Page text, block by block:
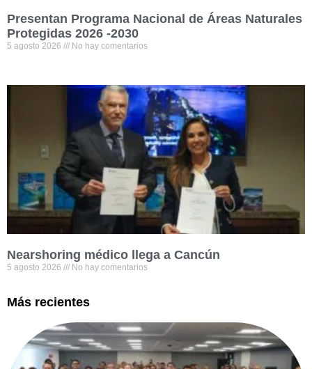
Presentan Programa Nacional de Áreas Naturales
Protegidas 2026 -2030
5 agosto 2026 No hay comentarios
Nearshoring médico llega a Cancún
5 agosto 2026 No hay comentarios
Más recientes